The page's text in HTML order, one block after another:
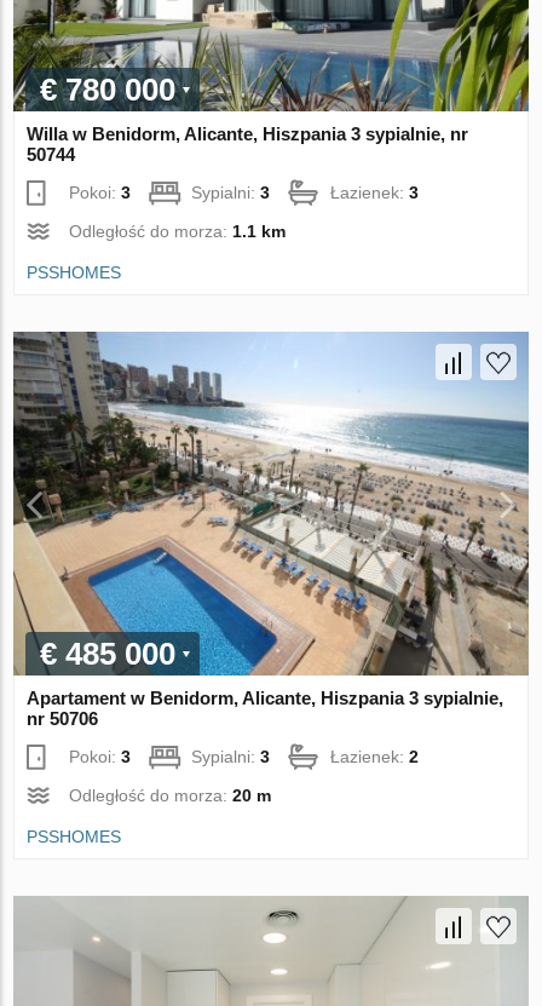
€ 780 000
Willa w Benidorm, Alicante, Hiszpania 3 sypialnie, nr
50744
Pokoi:3 Sypialni:3 Łazienek:3
Odległość do morza: 1.1 km
PSSHOMES
€ 485 000
Apartament w Benidorm, Alicante, Hiszpania 3 sypialnie,
nr 50706
Pokoi:3 Sypialni:3 Łazienek:2
Odległość do morza:20 m
PSSHOMES